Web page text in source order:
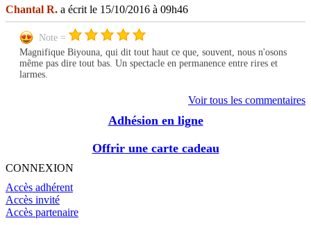
Chantal R. a écrit le 15/10/2016 à 09h46
Note =
Magnifique Biyouna, qui dit tout haut ce que, souvent, nous n'osons
même pas dire tout bas. Un spectacle en permanence entre rires et
larmes.
Voir tous les commentaires
Adhésion en ligne
Offrir une carte cadeau
CONNEXION
Accès adhérent
Accès invité
Accès partenaire